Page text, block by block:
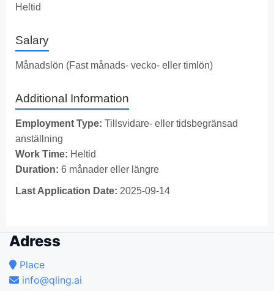
Heltid
Salary
Månadslön (Fast månads- vecko- eller timlön)
Additional Information
Employment Type: Tillsvidare- eller tidsbegränsad
anställning
Work Time: Heltid
Duration: 6 månader eller längre
Last Application Date: 2025-09-14
Adress
Place
info@qling.ai